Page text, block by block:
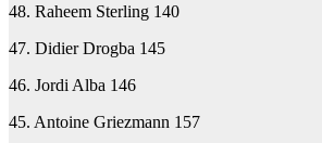
48. Raheem Sterling 140
47. Didier Drogba 145
46. Jordi Alba 146
45. Antoine Griezmann 157